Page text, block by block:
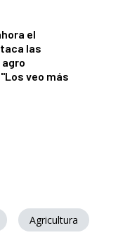
el
las
veo más
Agricultura